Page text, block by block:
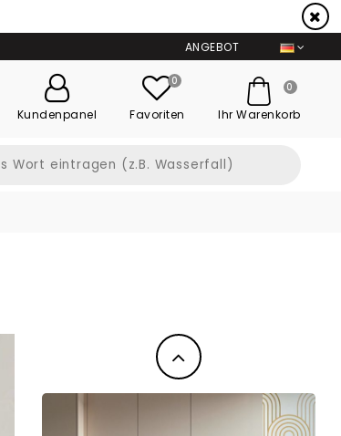
ANGEBOT
Kundenpanel
0
Favoriten
0
Ihr Warenkorb
Zurück